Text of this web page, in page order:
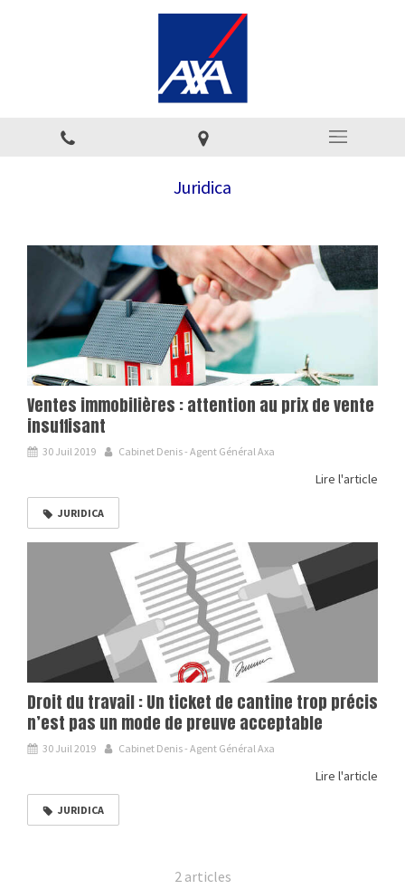
Juridica
Ventes immobilières : attention au prix de vente
insuffisant
30 Juil 2019 Cabinet Denis - Agent Général Axa
Lire l'article
JURIDICA
Droit du travail : Un ticket de cantine trop précis
n’est pas un mode de preuve acceptable
30 Juil 2019 Cabinet Denis - Agent Général Axa
Lire l'article
JURIDICA
2 articles